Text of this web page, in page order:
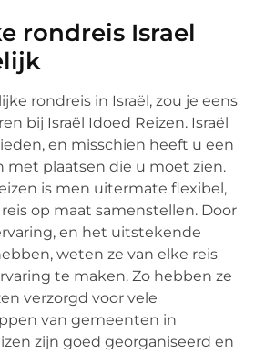
rondreis Israel
rondreis in Israël, zou je eens
bij Israël Idoed Reizen. Israël
en misschien heeft u een
met plaatsen die u moet zien.
is men uitermate flexibel,
op maat samenstellen. Door
en het uitstekende
weten ze van elke reis
te maken. Zo hebben ze
verzorgd voor vele
van gemeenten in
zijn goed georganiseerd en